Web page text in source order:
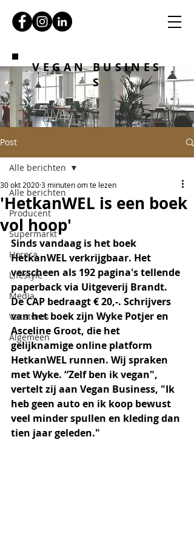
VEGAN BUSINES
S
Post
Alle berichten
Producent
Supermarkt
Horeca
Lifestyle
Media
Vacatures
Algemeen
Alle berichten
'HetkanWEL is een boek
vol hoop'
30 okt 20203 minuten om te lezen
Sinds vandaag is het boek
HetkanWEL verkrijgbaar. Het
verscheen als 192 pagina's tellende
paperback via Uitgeverij Brandt.
De CAP bedraagt € 20,-. Schrijvers
van het boek zijn Wyke Potjer en
Asceline Groot, die het
gelijknamige online platform
HetkanWEL runnen. Wij spraken
met Wyke. “Zelf ben ik vegan",
vertelt zij aan Vegan Business, "Ik
heb geen auto en ik koop bewust
veel minder spullen en kleding dan
tien jaar geleden."